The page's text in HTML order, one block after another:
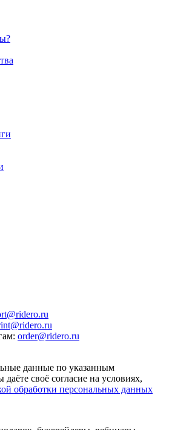
: order@ridero.ru
данные по указанным
своё согласие на условиях,
обработки персональных данных